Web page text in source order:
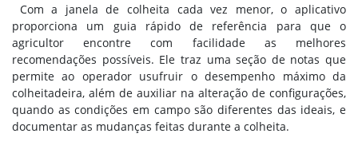
Com a janela de colheita cada vez menor, o aplicativo
proporciona um guia rápido de referência para que o
agricultor encontre com facilidade as melhores
recomendações possíveis. Ele traz uma seção de notas que
permite ao operador usufruir o desempenho máximo da
colheitadeira, além de auxiliar na alteração de configurações,
quando as condições em campo são diferentes das ideais, e
documentar as mudanças feitas durante a colheita.